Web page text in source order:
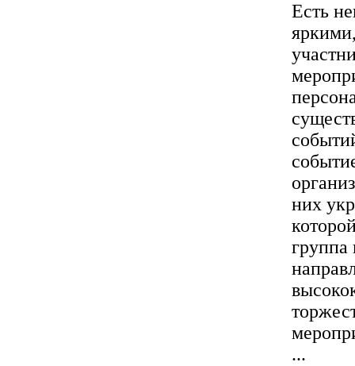
Есть
них
группа
...